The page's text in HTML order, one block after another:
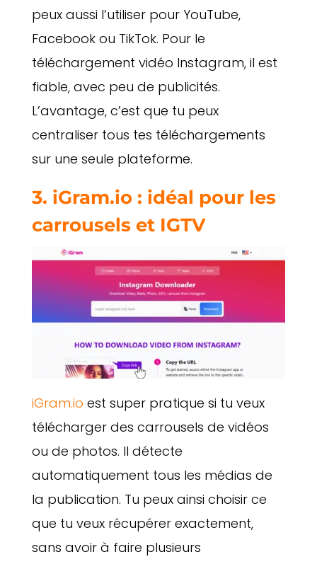
peux aussi l’utiliser pour YouTube,
Facebook ou TikTok. Pour le
téléchargement vidéo Instagram, il est
fiable, avec peu de publicités.
L’avantage, c’est que tu peux
centraliser tous tes téléchargements
sur une seule plateforme.
3. iGram.io : idéal pour les
carrousels et IGTV
iGram.io est super pratique si tu veux
télécharger des carrousels de vidéos
ou de photos. Il détecte
automatiquement tous les médias de
la publication. Tu peux ainsi choisir ce
que tu veux récupérer exactement,
sans avoir à faire plusieurs